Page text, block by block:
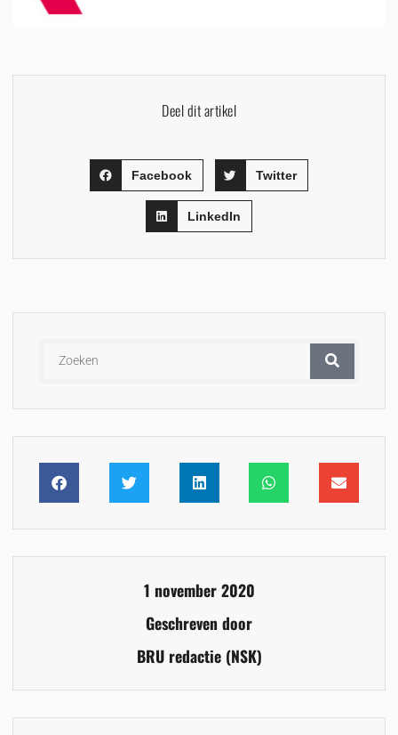
Deel dit artikel
Facebook Twitter
LinkedIn
1 november 2020
Geschreven door
BRU redactie (NSK)